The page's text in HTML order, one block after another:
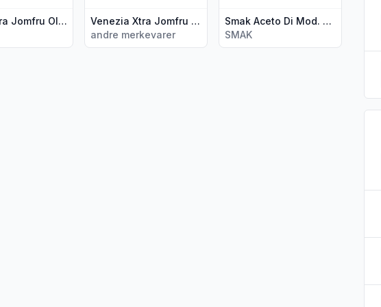
Smak Extra Jomfru Olivenolje 0,5l
Venezia Xtra Jomfru Olivenolje 0,5l
andre merkevarer
Smak Aceto Di Mod. Balsamico 0,25l
SMAK